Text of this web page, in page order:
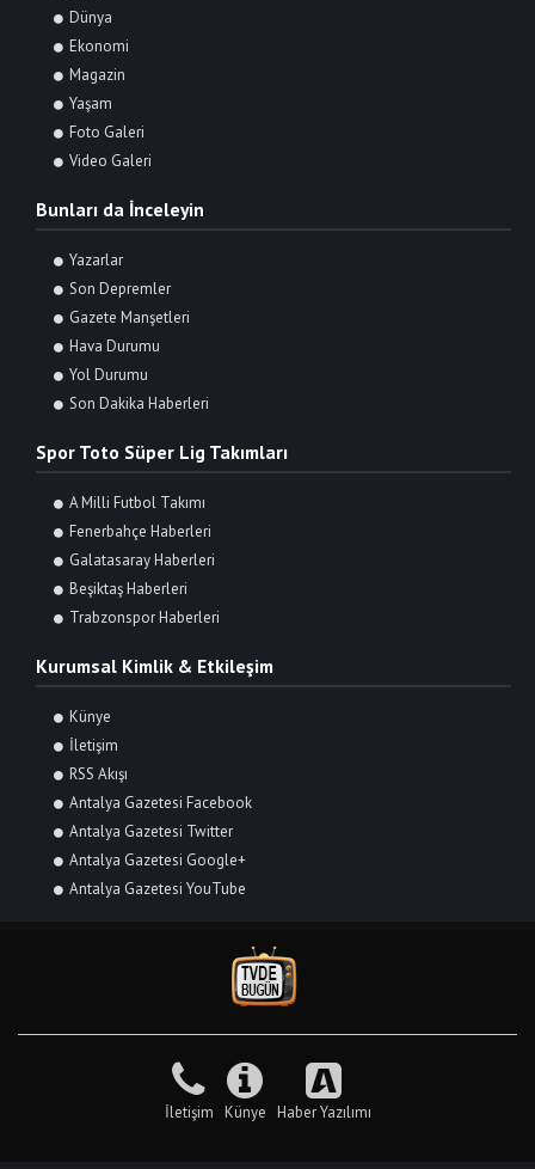
Dünya
Ekonomi
Magazin
Yaşam
Foto Galeri
Video Galeri
Bunları da İnceleyin
Yazarlar
Son Depremler
Gazete Manşetleri
Hava Durumu
Yol Durumu
Son Dakika Haberleri
Spor Toto Süper Lig Takımları
A Milli Futbol Takımı
Fenerbahçe Haberleri
Galatasaray Haberleri
Beşiktaş Haberleri
Trabzonspor Haberleri
Kurumsal Kimlik & Etkileşim
Künye
İletişim
RSS Akışı
Antalya Gazetesi Facebook
Antalya Gazetesi Twitter
Antalya Gazetesi Google+
Antalya Gazetesi YouTube
İletişim Künye Haber Yazılımı